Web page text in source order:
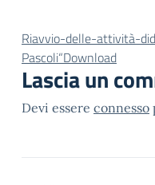
Riavvio-delle-attività-
Pascoli“Download
Lascia un
Devi essere connesso